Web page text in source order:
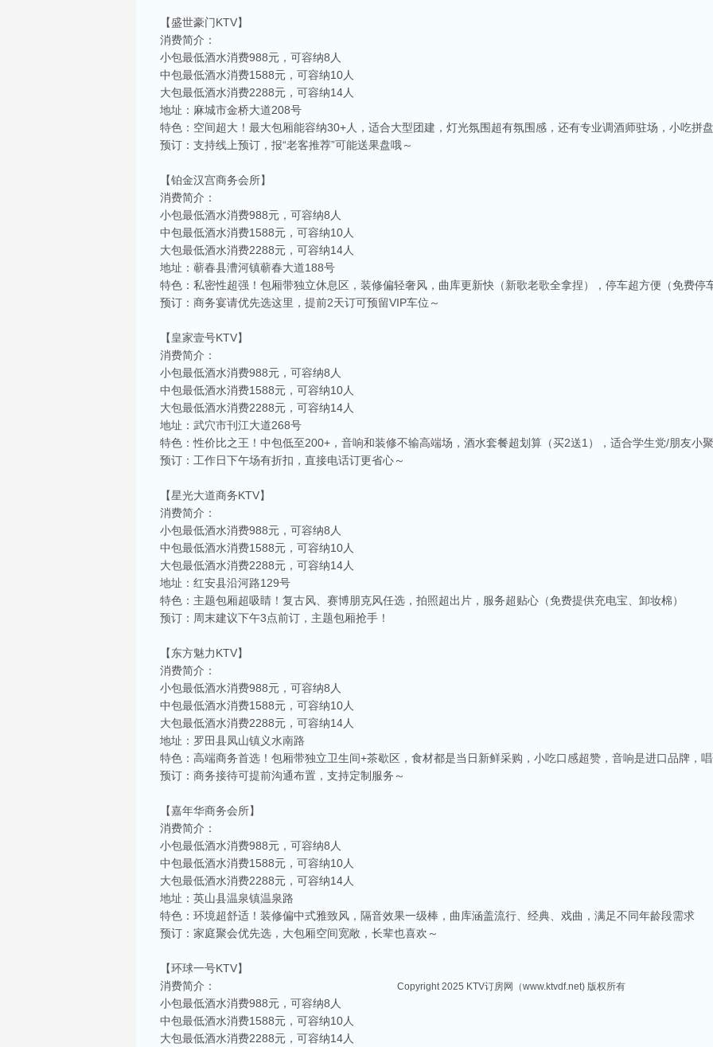
【盛世豪门KTV】
消费简介：
小包最低酒水消费988元，可容纳8人
中包最低酒水消费1588元，可容纳10人
大包最低酒水消费2288元，可容纳14人
地址：麻城市金桥大道208号
特色：空间超大！最大包厢能容纳30+人，适合大型团建，灯光氛围超有氛围感，还有专业调酒师驻场，小吃拼
预订：支持线上预订，报“老客推荐”可能送果盘哦～
【铂金汉宫商务会所】
消费简介：
小包最低酒水消费988元，可容纳8人
中包最低酒水消费1588元，可容纳10人
大包最低酒水消费2288元，可容纳14人
地址：蕲春县漕河镇蕲春大道188号
特色：私密性超强！包厢带独立休息区，装修偏轻奢风，曲库更新快（新歌老歌全拿捏），停车超方便（免费停
预订：商务宴请优先选这里，提前2天订可预留VIP车位～
【皇家壹号KTV】
消费简介：
小包最低酒水消费988元，可容纳8人
中包最低酒水消费1588元，可容纳10人
大包最低酒水消费2288元，可容纳14人
地址：武穴市刊江大道268号
特色：性价比之王！中包低至200+，音响和装修不输高端场，酒水套餐超划算（买2送1），适合学生党/朋友小聚
预订：工作日下午场有折扣，直接电话订更省心～
【星光大道商务KTV】
消费简介：
小包最低酒水消费988元，可容纳8人
中包最低酒水消费1588元，可容纳10人
大包最低酒水消费2288元，可容纳14人
地址：红安县沿河路129号
特色：主题包厢超吸睛！复古风、赛博朋克风任选，拍照超出片，服务超贴心（免费提供充电宝、卸妆棉）
预订：周末建议下午3点前订，主题包厢抢手！
【东方魅力KTV】
消费简介：
小包最低酒水消费988元，可容纳8人
中包最低酒水消费1588元，可容纳10人
大包最低酒水消费2288元，可容纳14人
地址：罗田县凤山镇义水南路
特色：高端商务首选！包厢带独立卫生间+茶歇区，食材都是当日新鲜采购，小吃口感超赞，音响是进口品牌，
预订：商务接待可提前沟通布置，支持定制服务～
【嘉年华商务会所】
消费简介：
小包最低酒水消费988元，可容纳8人
中包最低酒水消费1588元，可容纳10人
大包最低酒水消费2288元，可容纳14人
地址：英山县温泉镇温泉路
特色：环境超舒适！装修偏中式雅致风，隔音效果一级棒，曲库涵盖流行、经典、戏曲，满足不同年龄段需求
预订：家庭聚会优先选，大包厢空间宽敞，长辈也喜欢～
【环球一号KTV】
消费简介：
小包最低酒水消费988元，可容纳8人
中包最低酒水消费1588元，可容纳10人
大包最低酒水消费2288元，可容纳14人
Copyright 2025 KTV订房网（www.ktvdf.net) 版权所有